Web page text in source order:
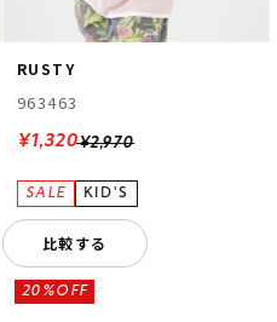
RUSTY
963463
¥2,970
¥1,320
比較する
20%OFF